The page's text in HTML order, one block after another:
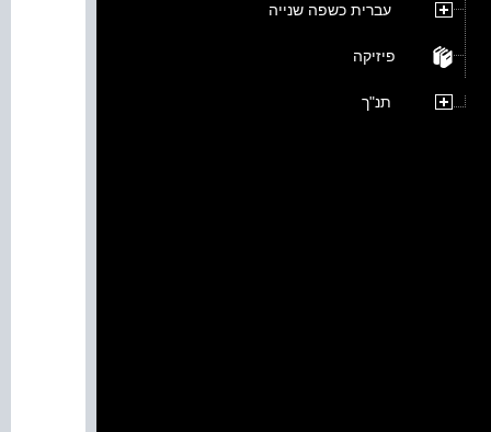
עברית כשפה שנייה
פיזיקה
תנ"ך